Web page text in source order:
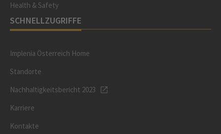
Health & Safety
SCHNELLZUGRIFFE
Implenia Österreich Home
Standorte
Nachhaltigkeitsbericht 2023
Karriere
Kontakte